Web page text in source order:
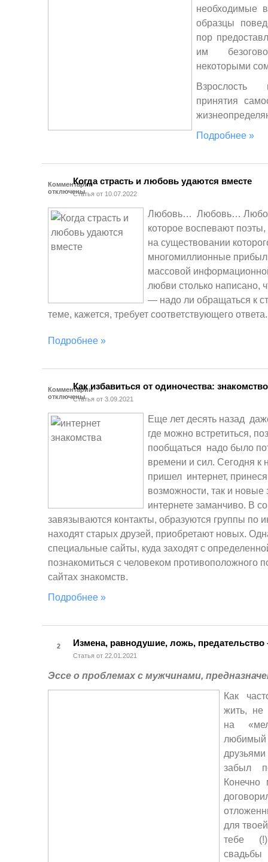
необходимые
образцы
пор
им
некоторыми
Взрослость
принятия
Подробнее »
Комментарии
отключены
Когда страсть и любовь удаются вместе
Статья от 10.07.2022
Любовь… Любовь…
которое воспевают
на существовании
многомиллионные
массовой
любви столько написано,
— надо ли обращаться к
теме, кажется, требует соответствующего
Подробнее »
Комментарии
отключены
Как избавиться от одиночества:
Статья от 3.09.2021
Еще лет десять назад
где можно встретиться,
пообщаться надо было
времени и сил. Сегодня к
пришел интернет,
возможности, так и
интернете заманчиво. В
завязываются контакты, образуются группы по
находят старых друзей, приобретают новых.
специальные сайты, куда заходят с
познакомиться с человеком противоположного
сайтах знакомств.
Подробнее »
2 Измена, равнодушие, ложь, предательство
Статья от 22.01.2021
Эссе о проблемах с мужчинами,
Как
жить, не
на
забыл
для
тебе